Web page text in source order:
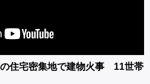
の住宅密集地で建物火事 11世帯